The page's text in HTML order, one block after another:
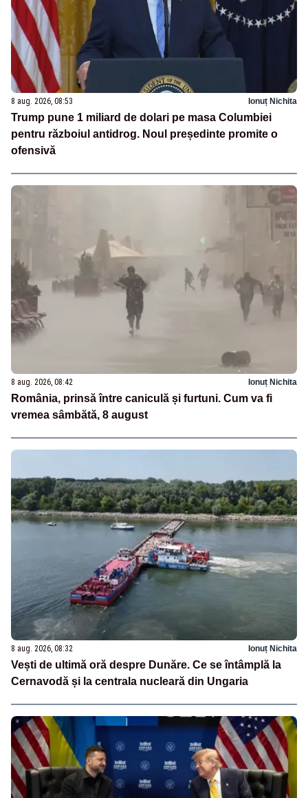
8 aug. 2026, 08:53 Ionuț Nichita
Trump pune 1 miliard de dolari pe masa Columbiei
pentru războiul antidrog. Noul președinte promite o
ofensivă
8 aug. 2026, 08:42 Ionuț Nichita
România, prinsă între caniculă și furtuni. Cum va fi
vremea sâmbătă, 8 august
8 aug. 2026, 08:32 Ionuț Nichita
Vești de ultimă oră despre Dunăre. Ce se întâmplă la
Cernavodă și la centrala nucleară din Ungaria